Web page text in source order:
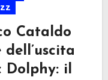
Cataldo
Dolphy: il